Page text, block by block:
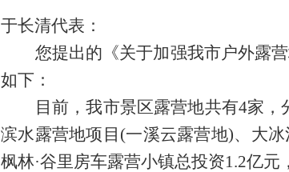
于长清代表 ：
您提出的《关于加强我市户外露
如下：
目前，我市景区露营地共有4家
滨水露营地项目(一溪云露营地)、大
枫林·谷里房车露营小镇总投资1.2亿元